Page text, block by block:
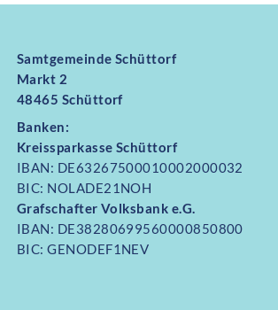
Samtgemeinde Schüttorf
Markt 2
48465 Schüttorf
Banken:
Kreissparkasse Schüttorf
IBAN: DE63267500010002000032
BIC: NOLADE21NOH
Grafschafter Volksbank e.G.
IBAN: DE38280699560000850800
BIC: GENODEF1NEV